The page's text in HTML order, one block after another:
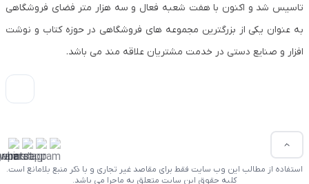
تاسیس شد و اکنون با هفت شعبه فعال و سه هزار متر فضای فروشگاهی
به عنوان یکی از بزرگترین مجموعه های فروشگاهی در حوزه کتاب و نوشت
افزار و صنایع دستی در خدمت مشتریان علاقه مند می باشد.
استفاده از مطالب این وب سایت فقط برای مقاصد غیر تجاری و با ذکر منبع بلامانع است.
کلیه حقوق این سایت متعلق به ماجرا می باشد.